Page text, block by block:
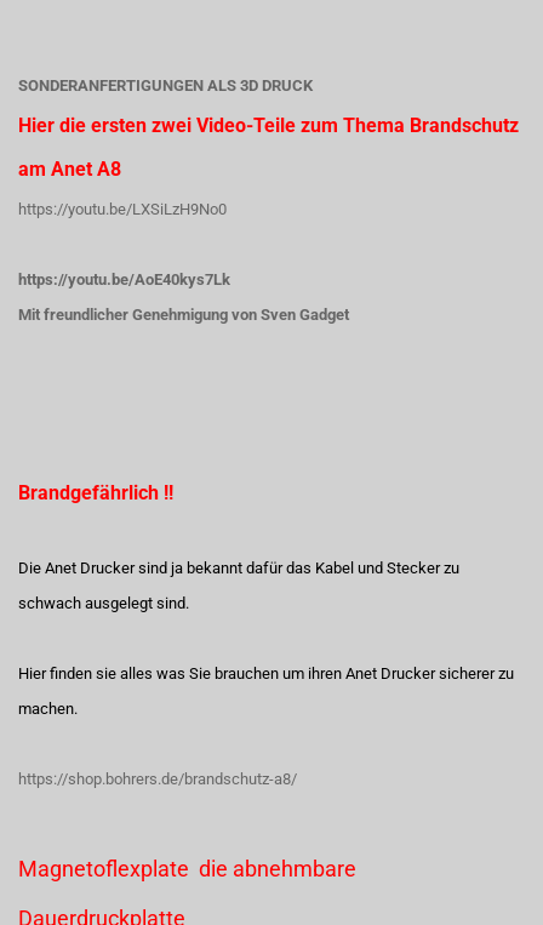
SONDERANFERTIGUNGEN ALS 3D DRUCK
Hier die ersten zwei Video-Teile zum Thema Brandschutz
am Anet A8
https://youtu.be/LXSiLzH9No0
https://youtu.be/AoE40kys7Lk
Mit freundlicher Genehmigung von Sven Gadget
Brandgefährlich !!
Die Anet Drucker sind ja bekannt dafür das Kabel und Stecker zu
schwach ausgelegt sind.
Hier finden sie alles was Sie brauchen um ihren Anet Drucker sicherer zu
machen.
https://shop.bohrers.de/brandschutz-a8/
Magnetoflexplate die abnehmbare
Dauerdruckplatte